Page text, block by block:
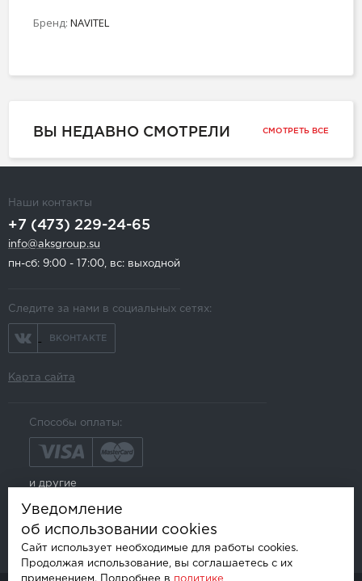
Бренд: NAVITEL
ВЫ НЕДАВНО СМОТРЕЛИ СМОТРЕТЬ ВСЕ
Наши контакты
+7 (473) 229-24-65
info@aksgroup.su
пн-сб: 9:00 - 17:00, вс: выходной
Следите за нами в социальных сетях:
ВКОНТАКТЕ
Карта сайта
Способы оплаты:
и другие
Уведомление
об использовании cookies
Сайт использует необходимые для работы cookies.
Продолжая использование, вы соглашаетесь с их
применением. Подробнее в политике